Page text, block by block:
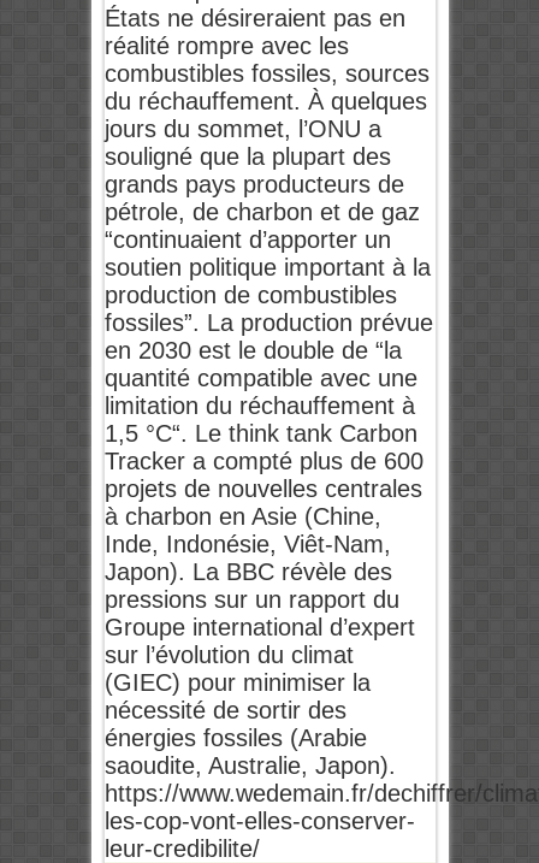
États ne désireraient pas en
réalité rompre avec les
combustibles fossiles, sources
du réchauffement. À quelques
jours du sommet, l’ONU a
souligné que la plupart des
grands pays producteurs de
pétrole, de charbon et de gaz
“continuaient d’apporter un
soutien politique important à la
production de combustibles
fossiles”. La production prévue
en 2030 est le double de “la
quantité compatible avec une
limitation du réchauffement à
1,5 °C“. Le think tank Carbon
Tracker a compté plus de 600
projets de nouvelles centrales
à charbon en Asie (Chine,
Inde, Indonésie, Viêt-Nam,
Japon). La BBC révèle des
pressions sur un rapport du
Groupe international d’expert
sur l’évolution du climat
(GIEC) pour minimiser la
nécessité de sortir des
énergies fossiles (Arabie
saoudite, Australie, Japon).
https://www.wedemain.fr/dechiffrer/
les-cop-vont-elles-conserver-
leur-credibilite/